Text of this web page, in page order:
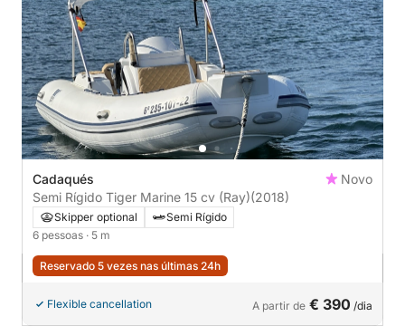
Cadaqués
Novo
Semi Rígido Tiger Marine 15 cv (Ray)(2018)
Skipper optional
Semi Rígido
6 pessoas · 5 m
Reservado 5 vezes nas últimas 24h
Flexible cancellation A partir de € 390 /dia